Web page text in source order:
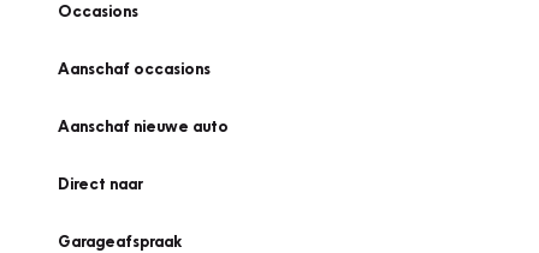
Occasions
Aanschaf occasions
Aanschaf nieuwe auto
Direct naar
Garageafspraak